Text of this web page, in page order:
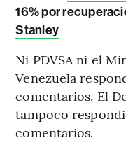
16% por
Stanley
Ni PDVSA ni el
Venezuela
comentarios. El
tampoco
comentarios.